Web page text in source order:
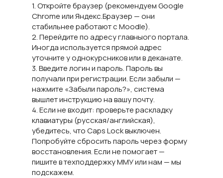
1. Откройте браузер (рекомендуем Google
Chrome или Яндекс.Браузер — они
стабильнее работают с Moodle).
2. Перейдите по адресу главныого портала.
Иногда используется прямой адрес
уточните у однокурсников или в деканате.
3. Введите логин и пароль. Пароль вы
получали при регистрации. Если забыли —
нажмите «Забыли пароль?», система
вышлет инструкцию на вашу почту.
4. Если не входит: проверьте раскладку
клавиатуры (русская/английская),
убедитесь, что Caps Lock выключен.
Попробуйте сбросить пароль через форму
восстановления. Если не помогает —
пишите в техподдержку ММУ или нам — мы
подскажем.